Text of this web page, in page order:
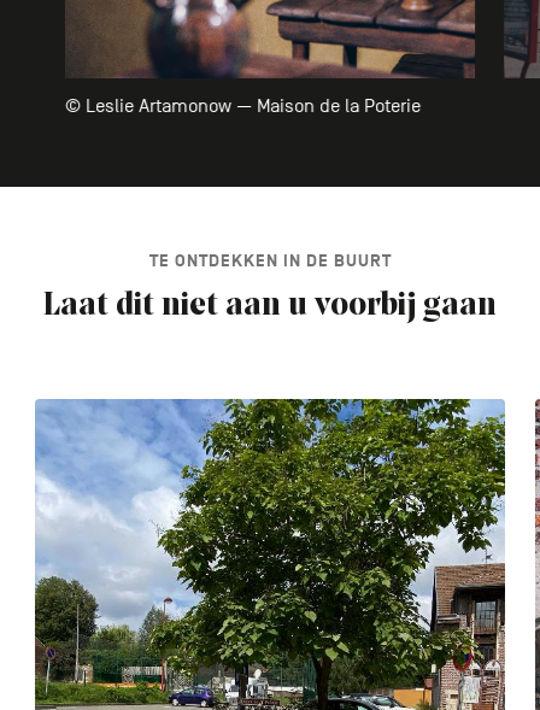
© Leslie Artamonow — Maison de la Poterie
TE ONTDEKKEN IN DE BUURT
Laat dit niet aan u voorbij gaan